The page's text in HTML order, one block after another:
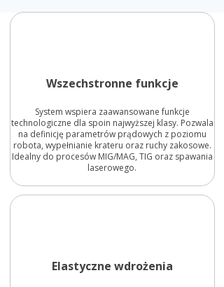
Wszechstronne funkcje
System wspiera zaawansowane funkcje
technologiczne dla spoin najwyższej klasy. Pozwala
na definicję parametrów prądowych z poziomu
robota, wypełnianie krateru oraz ruchy zakosowe.
Idealny do procesów MIG/MAG, TIG oraz spawania
laserowego.
Elastyczne wdrożenia